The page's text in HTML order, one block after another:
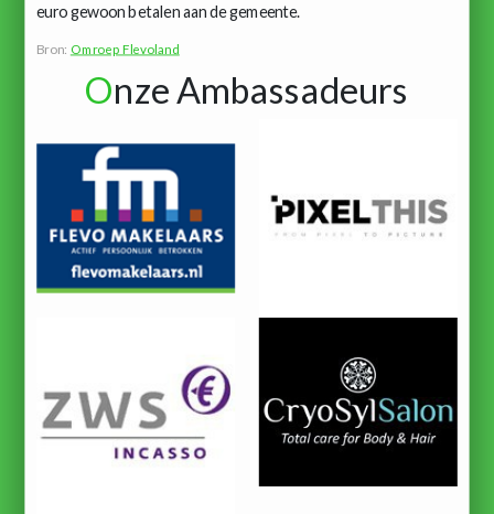
euro gewoon betalen aan de gemeente.
Bron: Omroep Flevoland
Onze Ambassadeurs